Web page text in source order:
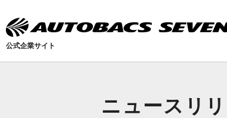
ニュースリ
公式企業サイト